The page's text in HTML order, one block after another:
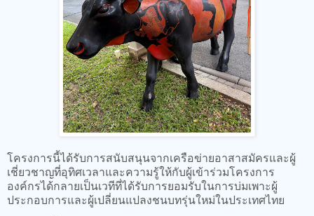
โครงการนี้ได้รับการสนับสนุนจากเครือข่ายอาสาสมัครและผู้
เชี่ยวชาญที่อุทิศเวลาและความรู้ให้กับผู้เข้าร่วมโครงการ
องค์กรได้กลายเป็นเวทีที่ได้รับการยอมรับในการบ่มเพาะผู้
ประกอบการและผู้เปลี่ยนแปลงชนบทรุ่นใหม่ในประเทศไทย